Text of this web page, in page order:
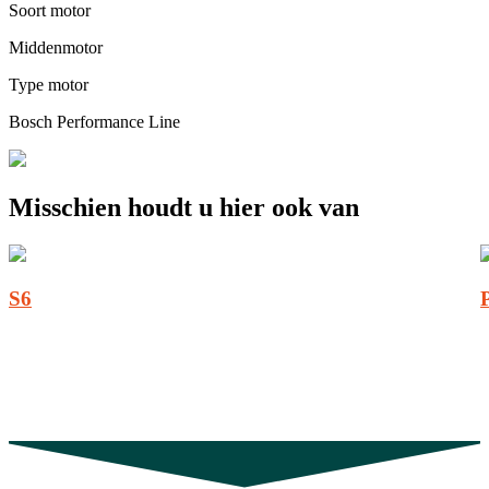
Soort motor
Middenmotor
Type motor
Bosch Performance Line
Misschien houdt u hier ook van
S6